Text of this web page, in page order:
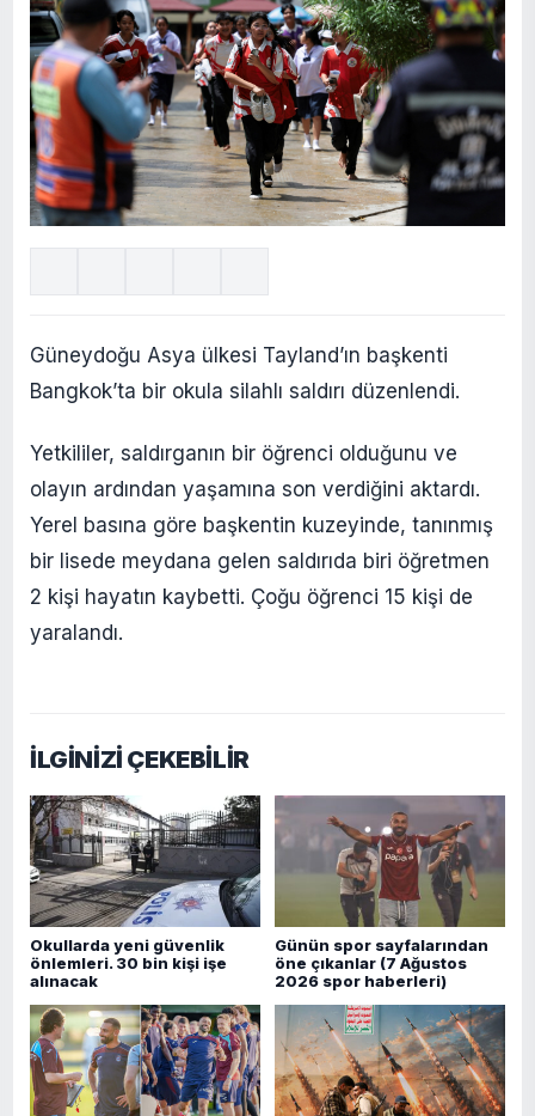
Güneydoğu Asya ülkesi Tayland’ın başkenti
Bangkok’ta bir okula silahlı saldırı düzenlendi.
Yetkililer, saldırganın bir öğrenci olduğunu ve
olayın ardından yaşamına son verdiğini aktardı.
Yerel basına göre başkentin kuzeyinde, tanınmış
bir lisede meydana gelen saldırıda biri öğretmen
2 kişi hayatın kaybetti. Çoğu öğrenci 15 kişi de
yaralandı.
İLGİNİZİ ÇEKEBİLİR
Okullarda yeni güvenlik
önlemleri. 30 bin kişi işe
alınacak
Günün spor sayfalarından
öne çıkanlar (7 Ağustos
2026 spor haberleri)